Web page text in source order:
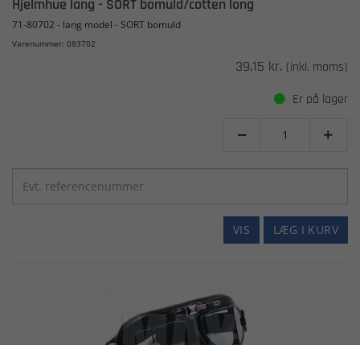
Hjelmhue lang - SORT bomuld/cotten long
71-80702 - lang model - SORT bomuld
Varenummer: 083702
39,15 kr. (inkl. moms)
Er på lager
 
LÆG I KURV
VIS